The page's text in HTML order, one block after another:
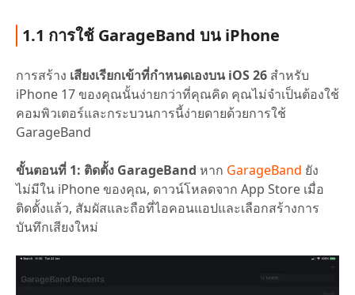
1.1 การใช้ GarageBand บน iPhone
การสร้าง เสียงเรียกเข้าที่กำหนดเองบน iOS 26 สำหรับ
iPhone 17 ของคุณนั้นง่ายกว่าที่คุณคิด คุณไม่จำเป็นต้องใช้
คอมพิวเตอร์และกระบวนการนี้ง่ายดายด้วยการใช้
GarageBand
ขั้นตอนที่ 1: ติดตั้ง GarageBand หาก GarageBand ยัง
ไม่มีใน iPhone ของคุณ, ดาวน์โหลดจาก App Store เมื่อ
ติดตั้งแล้ว, สัมผัสและถือที่ไอคอนแอปและเลือกสร้างการ
บันทึกเสียงใหม่